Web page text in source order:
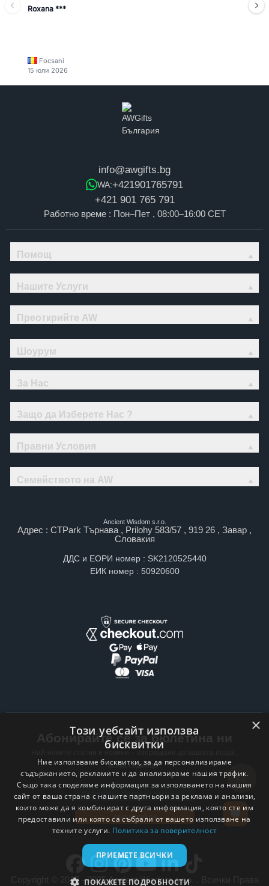
Roxana ***
Focsani
15 юли 2026
info@awgifts.bg
WA:+421901765791
+421 901 765 791
Работно време : Пон–Пет , 08:00–16:00 CET
Помощ
Нашите Услуги
Преоткрийте AW
Шоурум
За Нас
Защо да Изберете Нас ?
Правни Условия
Семейството на AW
Ancient Wisdom s.r.o.
Адрес : CTPark Търнава , Prilohy 583/57 , 919 26 , Завар ,
Словакия
ДДС и ЕОРИ номер : SK2120525440
ЕИК номер : 50920600
Абонирайте се за бюлетина ни
всяка седмица .
Email address
Абонирай се
Copyright © 2017 - 2025 Ancient Wisdom s.r.o. . Всички Права
×
Този уебсайт използва
бисквитки
Ние използваме бисквитки, за да персонализираме
съдържанието, рекламите и да анализираме нашия трафик.
Също така споделяме информация за използването на нашия
сайт от ваша страна с нашите партньори за реклама и анализи,
които може да я комбинират с друга информация, която сте им
предоставили или която са събрали от вашето използване на
техните услуги. Политика за поверителност
ПРИЕМЕТЕ ВСИЧКИ
ПОКАЖЕТЕ ПОДРОБНОСТИ